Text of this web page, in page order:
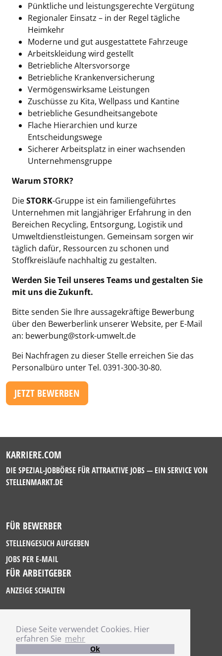
Diese Seite verwendet Cookies. Hier
erfahren Sie mehr
Ok
Pünktliche und leistungsgerechte Vergütung
Regionaler Einsatz – in der Regel tägliche
Heimkehr
Moderne und gut ausgestattete Fahrzeuge
Arbeitskleidung wird gestellt
Betriebliche Altersvorsorge
Betriebliche Krankenversicherung
Vermögenswirksame Leistungen
Zuschüsse zu Kita, Wellpass und Kantine
betriebliche Gesundheitsangebote
Flache Hierarchien und kurze
Entscheidungswege
Sicherer Arbeitsplatz in einer wachsenden
Unternehmensgruppe
Warum STORK?
DieSTORK-Gruppe ist ein familiengeführtes
Unternehmen mit langjähriger Erfahrung in den
Bereichen Recycling, Entsorgung, Logistik und
Umweltdienstleistungen. Gemeinsam sorgen wir
täglich dafür, Ressourcen zu schonen und
Stoffkreisläufe nachhaltig zu gestalten.
Werden Sie Teil unseres Teams und gestalten Sie
mit uns die Zukunft.
Bitte senden Sie Ihre aussagekräftige Bewerbung
über den Bewerberlink unserer Website, per E-Mail
an: bewerbung@stork-umwelt.de
Bei Nachfragen zu dieser Stelle erreichen Sie das
Personalbüro unter Tel. 0391-300-30-80.
JETZT BEWERBEN
KARRIERE.COM
DIE SPEZIAL-JOBBÖRSE FÜR ATTRAKTIVE JOBS — EIN SERVICE VON
STELLENMARKT.DE
FÜR BEWERBER
STELLENGESUCH AUFGEBEN
JOBS PER E-MAIL
FÜR ARBEITGEBER
ANZEIGE SCHALTEN
IMPRESSUM
DATENSCHUTZ